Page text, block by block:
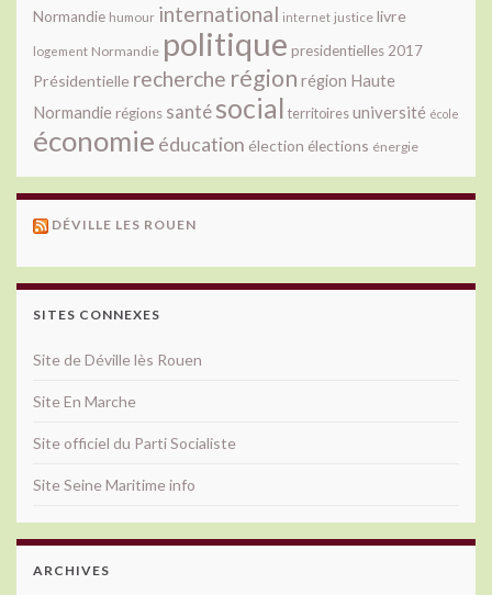
Normandie humour international internet justice livre
logement Normandie politique presidentielles 2017
Présidentielle recherche région région Haute
Normandie régions santésocial territoiresuniversité école
économie éducation élection élections énergie
DÉVILLE LES ROUEN
SITES CONNEXES
Site de Déville lès Rouen
Site En Marche
Site officiel du Parti Socialiste
Site Seine Maritime info
ARCHIVES